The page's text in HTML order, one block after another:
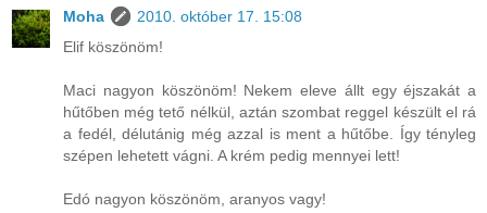
Moha
2010. október 17. 15:08
Elif köszönöm!
Maci nagyon köszönöm! Nekem eleve állt egy éjszakát a
hűtőben még tető nélkül, aztán szombat reggel készült el rá
a fedél, délutánig még azzal is ment a hűtőbe. Így tényleg
szépen lehetett vágni. A krém pedig mennyei lett!
Edó nagyon köszönöm, aranyos vagy!